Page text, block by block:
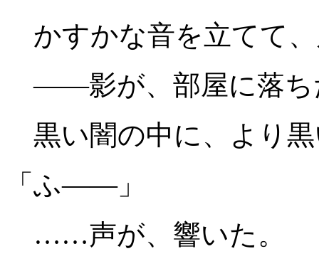
かすかな音を立てて
――影が、部屋に落ち
黒い闇の中に、より
「ふ――」
……声が、響いた。